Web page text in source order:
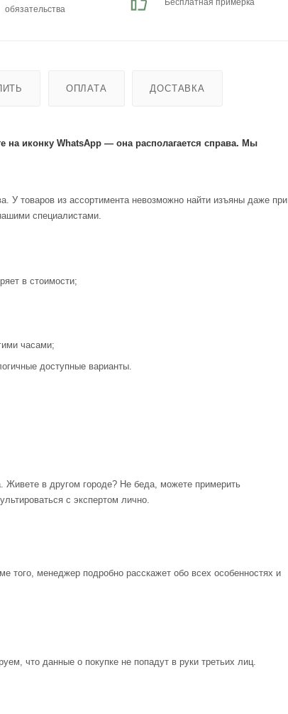
обязательства
Бесплатная примерка
ОПЛАТА ДОСТАВКА
иконку WhatsApp — она располагается справа. Мы
У товаров из ассортимента невозможно найти изъяны даже при
специалистами.
в стоимости;
часами;
доступные варианты.
Живете в другом городе? Не беда, можете примерить
с экспертом лично.
того, менеджер подробно расскажет обо всех особенностях и
что данные о покупке не попадут в руки третьих лиц.